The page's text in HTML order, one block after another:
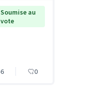
Soumise au
vote
6 0